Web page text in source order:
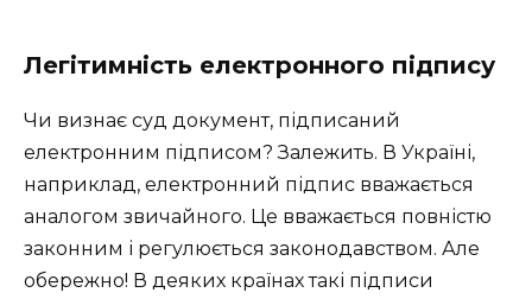
Легітимність електронного підпису
Чи визнає суд документ, підписаний
електронним підписом? Залежить. В Україні,
наприклад, електронний підпис вважається
аналогом звичайного. Це вважається повністю
законним і регулюється законодавством. Але
обережно! В деяких країнах такі підписи